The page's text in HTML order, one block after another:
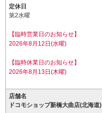
定休日
第2水曜
【臨時営業日のお知らせ】
2026年8月12日(水曜)
【臨時休業日のお知らせ】
2026年8月13日(木曜)
店舗名
ドコモショップ新橋大曲店(北海道)